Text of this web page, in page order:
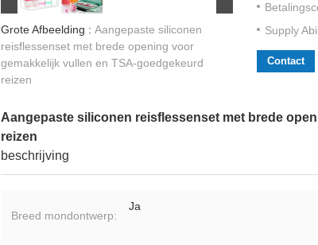
Grote Afbeelding : Aangepaste siliconen
reisflessenset met brede opening voor
gemakkelijk vullen en TSA-goedgekeurd
reizen
Supply
Contact
Aangepaste siliconen reisflessenset met brede
reizen
beschrijving
Breed mondontwerp:
Ja